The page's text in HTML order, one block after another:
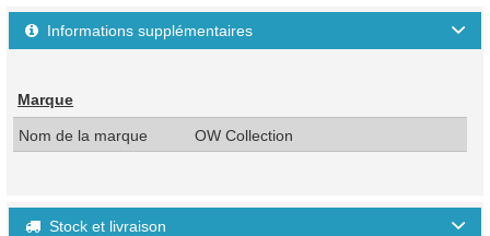
 Informations supplémentaires
Marque
Nom de la marque OW Collection
 Stock et livraison